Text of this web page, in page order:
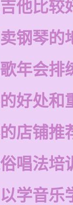
他比较
钢琴的
年会排
好处和
店铺推
唱法培
学音乐